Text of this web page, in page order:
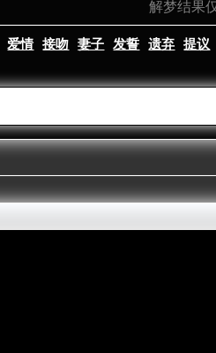
解梦结果
爱情 接吻 妻子 发誓 遗弃 提议